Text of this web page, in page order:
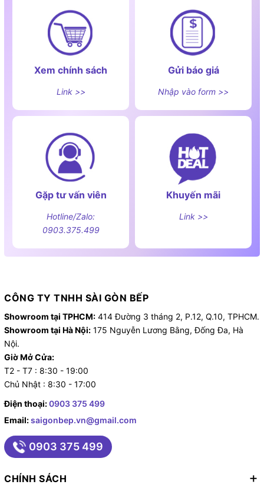
Xem chính sách
Link >>
Gửi báo giá
Nhập vào form >>
Gặp tư vấn viên
Hotline/Zalo:
0903.375.499
Khuyến mãi
Link >>
CÔNG TY TNHH SÀI GÒN BẾP
Showroom tại TPHCM: 414 Đường 3 tháng 2, P.12, Q.10, TPHCM.
Showroom tại Hà Nội: 175 Nguyễn Lương Bằng, Đống Đa, Hà
Nội.
Giờ Mở Cửa:
T2 - T7 : 8:30 - 19:00
Chủ Nhật : 8:30 - 17:00
Điện thoại:0903 375 499
Email:saigonbep.vn@gmail.com
0903 375 499
CHÍNH SÁCH